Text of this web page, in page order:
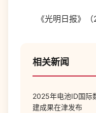
《光明日报》（
相关新闻
2025年电池ID国际
建成果在津发布